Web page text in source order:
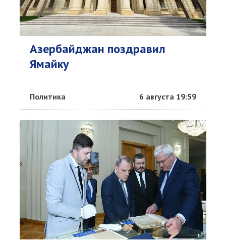
Азербайджан поздравил
Ямайку
Политика 6 августа 19:59